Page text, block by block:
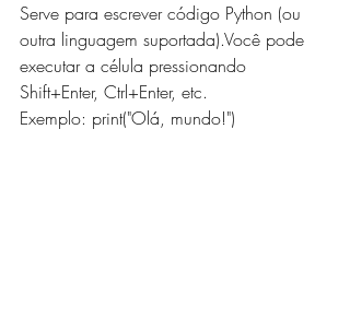
Serve para escrever código Python (ou
outra linguagem suportada).Você pode
executar a célula pressionando
Shift+Enter, Ctrl+Enter, etc.
Exemplo: print("Olá, mundo!")